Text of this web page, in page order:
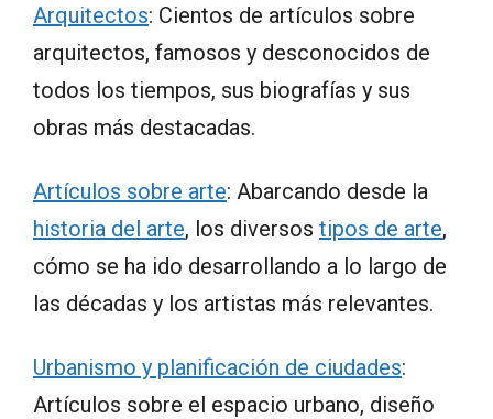
Arquitectos: Cientos de artículos sobre
arquitectos, famosos y desconocidos de
todos los tiempos, sus biografías y sus
obras más destacadas.
Artículos sobre arte: Abarcando desde la
historia del arte, los diversos tipos de arte,
cómo se ha ido desarrollando a lo largo de
las décadas y los artistas más relevantes.
Urbanismo y planificación de ciudades:
Artículos sobre el espacio urbano, diseño